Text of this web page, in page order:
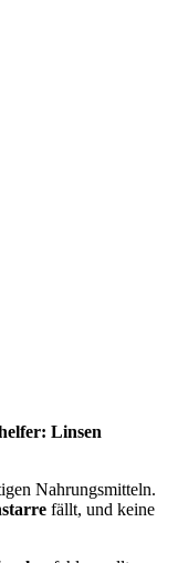
Linsen
Nahrungsmitteln.
fällt, und keine